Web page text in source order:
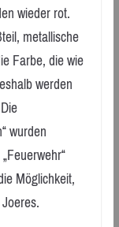
wieder rot.
metallische
Farbe, die wie
werden
wurden
Möglichkeit,